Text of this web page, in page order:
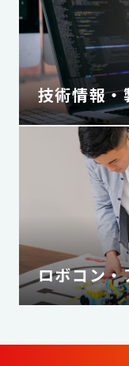
技術情報・
ロボコン・